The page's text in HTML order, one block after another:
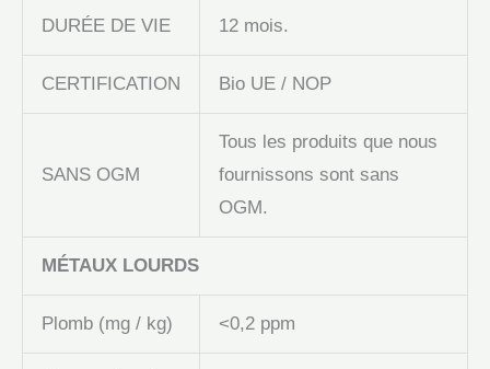
DURÉE DE VIE 12 mois.
CERTIFICATION Bio UE / NOP
SANS OGM
Tous les produits que nous
fournissons sont sans
OGM.
MÉTAUX LOURDS
Plomb (mg / kg) <0,2 ppm